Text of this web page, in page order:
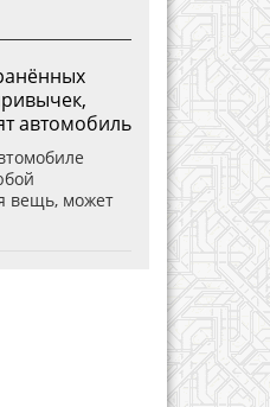
автомобиль
вещь, может